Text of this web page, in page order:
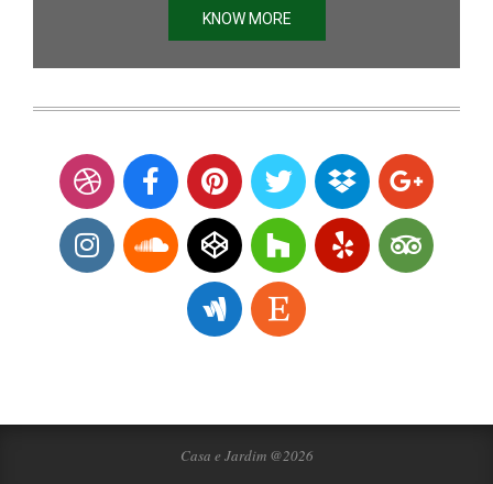
KNOW MORE
Casa e Jardim @2026